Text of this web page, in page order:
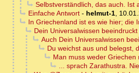
Selbstverständlich, das auch. Ist
Einfache Antwort- helmut-1,
In Griechenland ist es wie hier; die
Dein Universalwissen
Auch Dein Universalwissen
Du weichst aus und belegst,
Man muss weder
... sprach Zarathustra.